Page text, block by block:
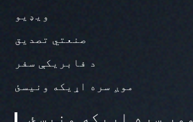
ویډیو
صنعتي تصدیق
د فابریکې سفر
موږ سره اړیکه ونیسئ
موږ سره اړیکه ونیسئ